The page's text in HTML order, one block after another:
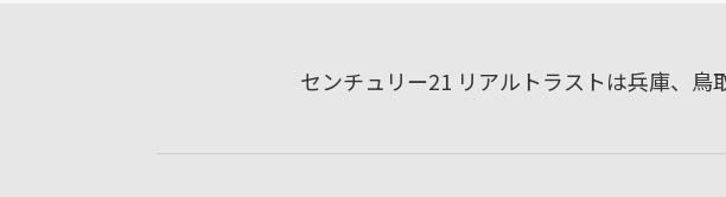
センチュリー21 リアルトラストは兵庫、鳥